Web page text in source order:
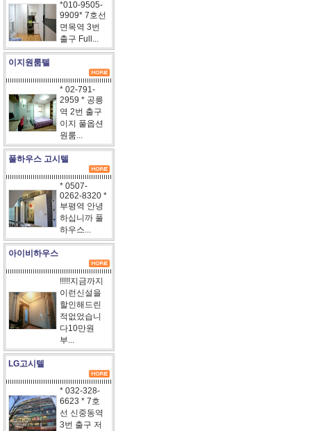
*010-9505-
9909* 7호선
면목역 3번
출구 Full...
이지원룸텔
* 02-791-
2959 * 공릉
역 2번 출구
이지 풀옵션
원룸...
풀하우스 고시텔
* 0507-
0262-8320 *
부평역 안녕
하십니까 풀
하우스...
아이비하우스
!!!!!지금까지
이런신설을
할인해드린
적없었습니
다10만원
부...
LG고시텔
* 032-328-
6623 * 7호
선 신중동역
3번 출구 저